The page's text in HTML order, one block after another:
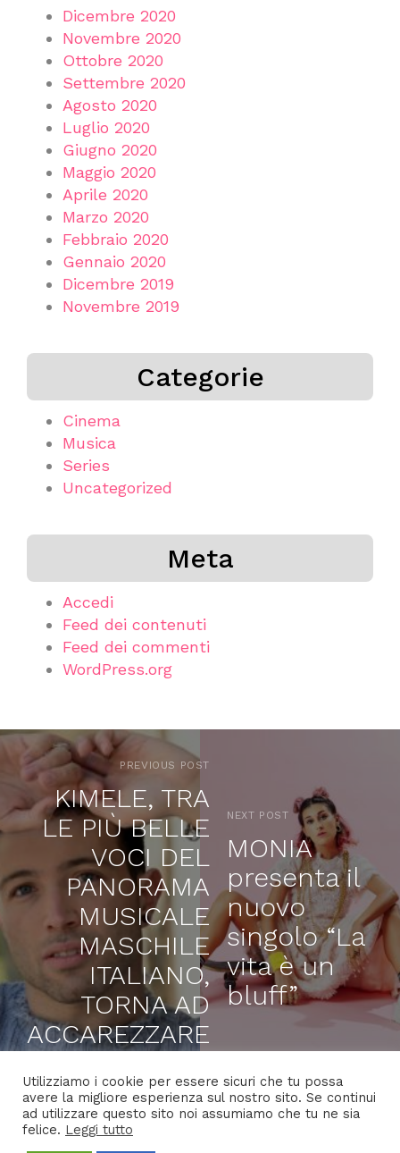
Dicembre 2020
Novembre 2020
Ottobre 2020
Settembre 2020
Agosto 2020
Luglio 2020
Giugno 2020
Maggio 2020
Aprile 2020
Marzo 2020
Febbraio 2020
Gennaio 2020
Dicembre 2019
Novembre 2019
Categorie
Cinema
Musica
Series
Uncategorized
Meta
Accedi
Feed dei contenuti
Feed dei commenti
WordPress.org
PREVIOUS POST
KIMELE, TRA
LE PIÙ BELLE
VOCI DEL
PANORAMA
MUSICALE
MASCHILE
ITALIANO,
TORNA AD
ACCAREZZARE
“SOLO TE”, IL
SUO NUOVO
NEXT POST
MONIA
presenta il
nuovo
singolo “La
vita è un
bluff”
Utilizziamo i cookie per essere sicuri che tu possa
avere la migliore esperienza sul nostro sito. Se continui
ad utilizzare questo sito noi assumiamo che tu ne sia
felice. Leggi tutto